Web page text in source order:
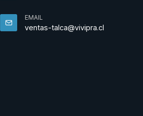
EMAIL
ventas-talca@vivipra.cl